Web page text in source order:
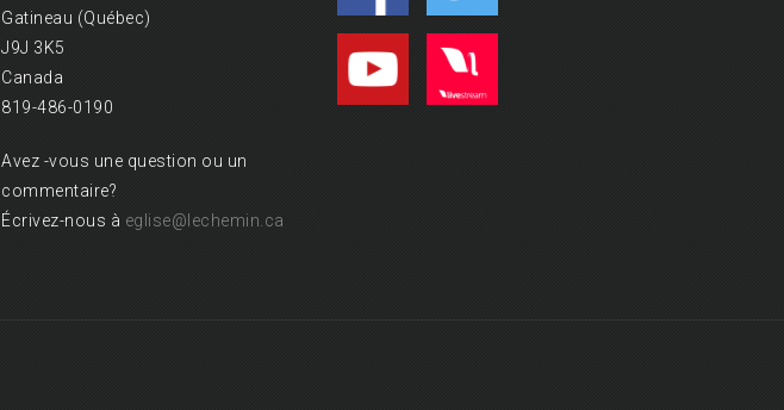
Gatineau (Québec)
J9J 3K5
Canada
819-486-0190
Avez -vous une question ou un
commentaire?
Écrivez-nous à eglise@lechemin.ca